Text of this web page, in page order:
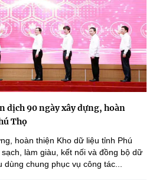
dịch 90 ngày xây dựng, hoàn
Thọ
hoàn thiện Kho dữ liệu tỉnh Phú
làm giàu, kết nối và đồng bộ dữ
chung phục vụ công tác...